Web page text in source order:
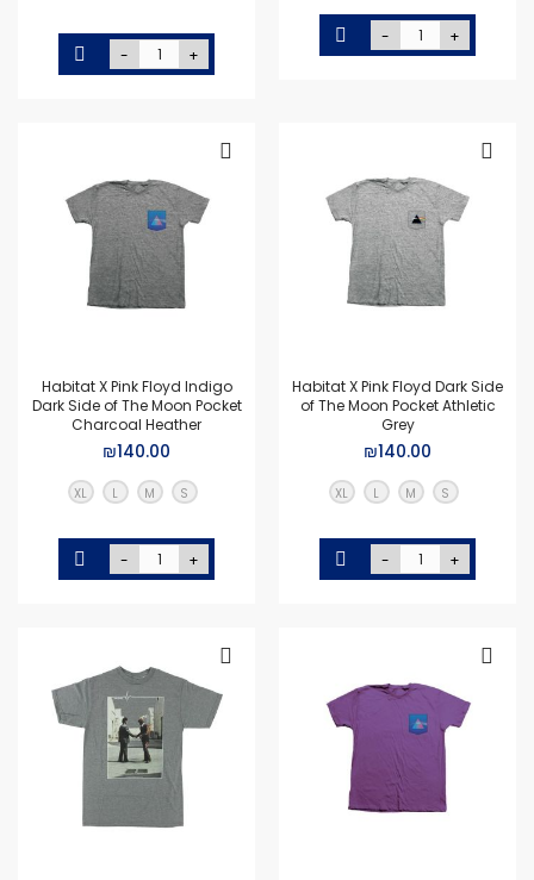
- +
- +
Habitat X Pink Floyd Dark Side
of The Moon Pocket Athletic
Grey
₪140.00
S
M
L
XL
- +
Habitat X Pink Floyd Indigo
Dark Side of The Moon Pocket
Charcoal Heather
₪140.00
S
M
L
XL
- +